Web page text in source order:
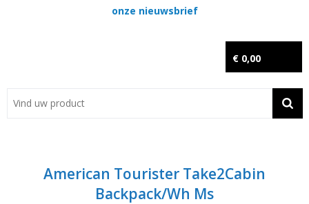
onze nieuwsbrief
€ 0,00
Contact
Wil je snel een advies? Bel nu 053-7920045 of 06-55731304
American Tourister Take2Cabin
Backpack/Wh Ms